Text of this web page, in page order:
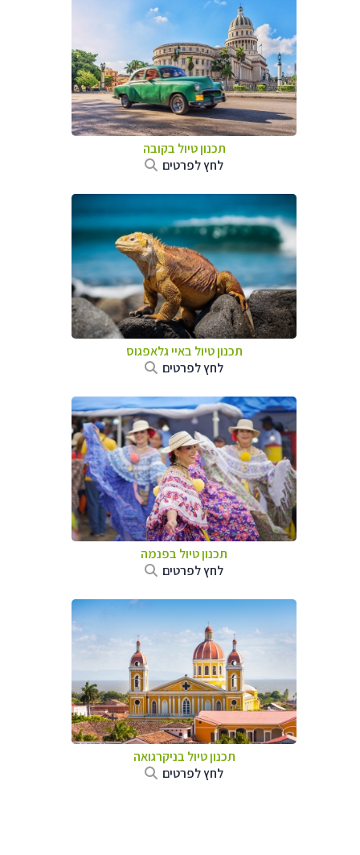
תכנון טיול בקובה
לחץ לפרטים
תכנון טיול באיי גלאפגוס
לחץ לפרטים
תכנון טיול בפנמה
לחץ לפרטים
תכנון טיול בניקרגואה
לחץ לפרטים